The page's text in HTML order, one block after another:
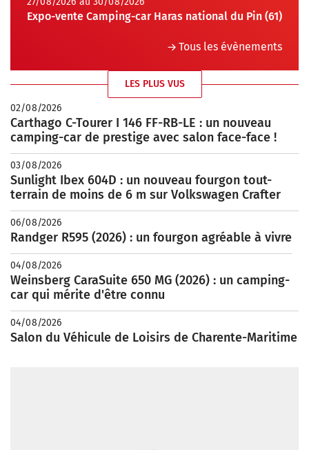
Expo-vente Camping-car Haras national du Pin (61)
Tous les évènements
LES PLUS VUS
02/08/2026
Carthago C-Tourer I 146 FF-RB-LE : un nouveau
camping-car de prestige avec salon face-face !
03/08/2026
Sunlight Ibex 604D : un nouveau fourgon tout-
terrain de moins de 6 m sur Volkswagen Crafter
06/08/2026
Randger R595 (2026) : un fourgon agréable à vivre
04/08/2026
Weinsberg CaraSuite 650 MG (2026) : un camping-
car qui mérite d'être connu
04/08/2026
Salon du Véhicule de Loisirs de Charente-Maritime